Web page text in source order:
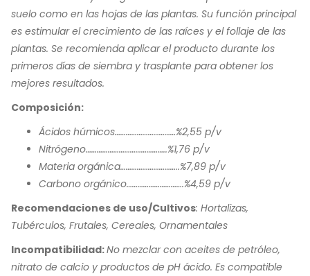
suelo como en las hojas de las plantas. Su función principal
es estimular el crecimiento de las raíces y el follaje de las
plantas. Se recomienda aplicar el producto durante los
primeros días de siembra y trasplante para obtener los
mejores resultados.
Composición:
Ácidos húmicos……………………………%2,55 p/v
Nitrógeno……………………………………..%1,76 p/v
Materia orgánica…………………………..%7,89 p/v
Carbono orgánico………………………….%4,59 p/v
Recomendaciones de uso/Cultivos: Hortalizas,
Tubérculos, Frutales, Cereales, Ornamentales
Incompatibilidad:No mezclar con aceites de petróleo,
nitrato de calcio y productos de pH ácido. Es compatible